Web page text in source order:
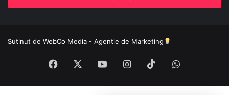
Sutinut de WebCo Media - Agentie de Marketing
Facebook YouTubeInstagram
TikTokWhatsApp